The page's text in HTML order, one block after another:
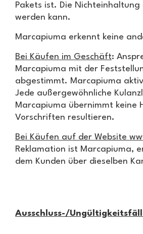
Pakets ist. Die
werden kann.
Marcapiuma erkennt keine
Bei Käufen im Geschäft:
Marcapiuma mit der
abgestimmt. Marcapiuma
Jede außergewöhnliche
Marcapiuma übernimmt keine
Vorschriften resultieren.
Bei Käufen auf der Website
Reklamation ist Marcapiuma,
dem Kunden über dieselben
Ausschluss-/